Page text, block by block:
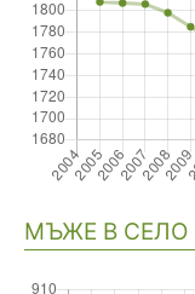
МЪЖЕ В СЕЛО